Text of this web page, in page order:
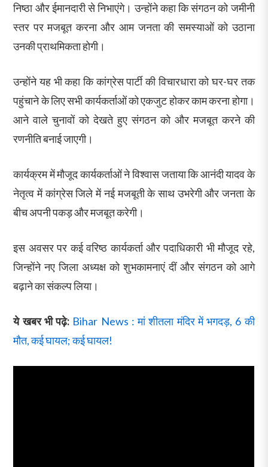
निष्ठा और ईमानदारी से निभाएंगे। उन्होंने कहा कि संगठन को जमीनी
स्तर पर मजबूत करना और आम जनता की समस्याओं को उठाना
उनकी प्राथमिकता होगी।
उन्होंने यह भी कहा कि कांग्रेस पार्टी की विचारधारा को घर-घर तक
पहुंचाने के लिए सभी कार्यकर्ताओं को एकजुट होकर काम करना होगा।
आने वाले चुनावों को देखते हुए संगठन को और मजबूत करने की
रणनीति बनाई जाएगी।
कार्यक्रम में मौजूद कार्यकर्ताओं ने विश्वास जताया कि आनंदी यादव के
नेतृत्व में कांग्रेस जिले में नई मजबूती के साथ उभरेगी और जनता के
बीच अपनी पकड़ और मजबूत करेगी।
इस अवसर पर कई वरिष्ठ कार्यकर्ता और पदाधिकारी भी मौजूद रहे,
जिन्होंने नए जिला अध्यक्ष को शुभकामनाएं दीं और संगठन को आगे
बढ़ाने का संकल्प लिया।
ये खबर भी पढ़े: Bihar News : मां शीतला मंदिर में भगदड़, 6 की
मौत, कई घायल; कई घायल!